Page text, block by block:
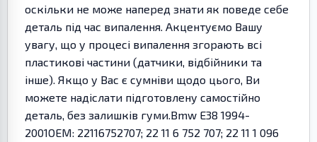
оскільки не може наперед знати як поведе себе
деталь під час випалення. Акцентуємо Вашу
увагу, що у процесі випалення згорають всі
пластикові частини (датчики, відбійники та
інше). Якщо у Вас є сумніви щодо цього, Ви
можете надіслати підготовлену самостійно
деталь, без залишків гуми.Bmw E38 1994-
2001OEM: 22116752707; 22 11 6 752 707; 22 11 1 096